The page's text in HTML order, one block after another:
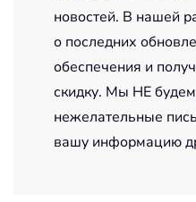
новостей. В нашей
о последних
обеспечения и
скидку. Мы НЕ
нежелательные
вашу информацию